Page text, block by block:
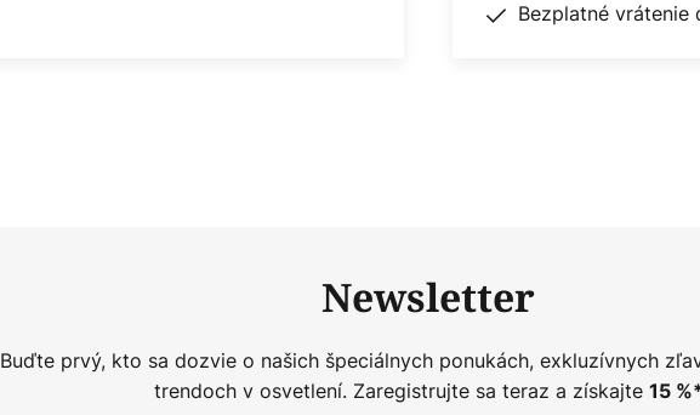
Bezplatné vrátenie
Newsletter
Buďte prvý, kto sa dozvie o našich špeciálnych ponukách, exkluzívnych
trendoch v osvetlení. Zaregistrujte sa teraz a získajte 15